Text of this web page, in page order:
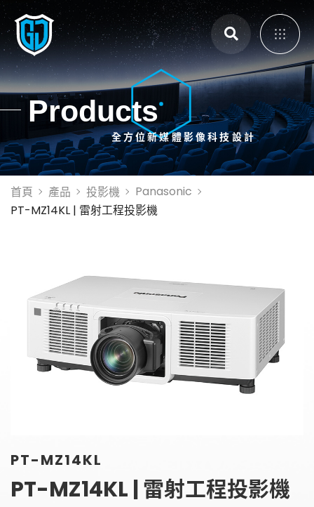
主選單
展覽展示設計
體感互動裝置
投影設備租賃
金字塔設備租賃
參觀預約
銀幕
全息金字塔
全息投影
顯示器
Products
全方位新媒體影像科技設計
首頁 產品 投影機
Panasonic
PT-MZ14KL | 雷射工程投影機
PT-MZ14KL
PT-MZ14KL | 雷射工程投影機